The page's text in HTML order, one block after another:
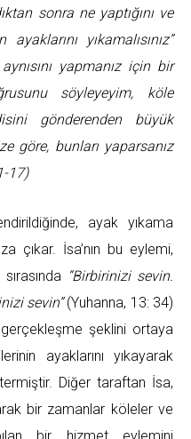
sonra ne yaptığını ve
yıkamalısınız”
yapmanız için bir
söyleyeyim, köle
gönderenden büyük
göre, bunları yaparsanız
17)
ayak yıkama
çıkar. İsa’nın bu eylemi,
“Birbirinizi sevin.
sevin”(Yuhanna, 13: 34)
şeklini ortaya
ayaklarını yıkayarak
Diğer taraftan İsa,
bir zamanlar köleler ve